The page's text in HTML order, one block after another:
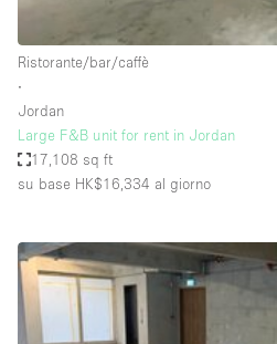
Negozio in centro commerciale
Sala conferenze
Sala riunioni
Spazio creativo
Spazio hall
Spazio per Eventi
Ristorante/bar/caffè
∙
Jordan
Large F&B unit for rent in Jordan
17,108 sq ft
su base HK$16,334 al giorno